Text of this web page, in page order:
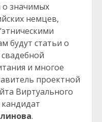
о значимых
немцев,
будут статьи о
и многое
проектной
Виртуального
.